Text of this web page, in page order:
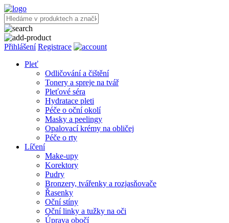
Přihlášení Registrace
Pleť
Odličování a čištění
Tonery a spreje na tvář
Pleťové séra
Hydratace pleti
Péče o oční okolí
Masky a peelingy
Opalovací krémy na obličej
Péče o rty
Líčení
Make-upy
Korektory
Pudry
Bronzery, tvářenky a rozjasňovače
Řasenky
Oční stíny
Oční linky a tužky na oči
Úprava obočí